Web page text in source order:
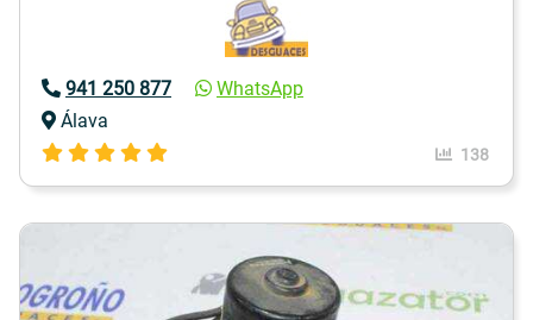
941 250 877
WhatsApp
Álava
138